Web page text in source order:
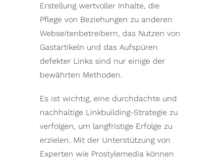
Erstellung wertvoller Inhalte, die
Pflege von Beziehungen zu anderen
Webseitenbetreibern, das Nutzen von
Gastartikeln und das Aufspüren
defekter Links sind nur einige der
bewährten Methoden.
Es ist wichtig, eine durchdachte und
nachhaltige Linkbuilding-Strategie zu
verfolgen, um langfristige Erfolge zu
erzielen. Mit der Unterstützung von
Experten wie Prostylemedia können